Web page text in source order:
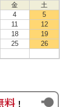
金
土
4
5
11
12
18
19
25
26